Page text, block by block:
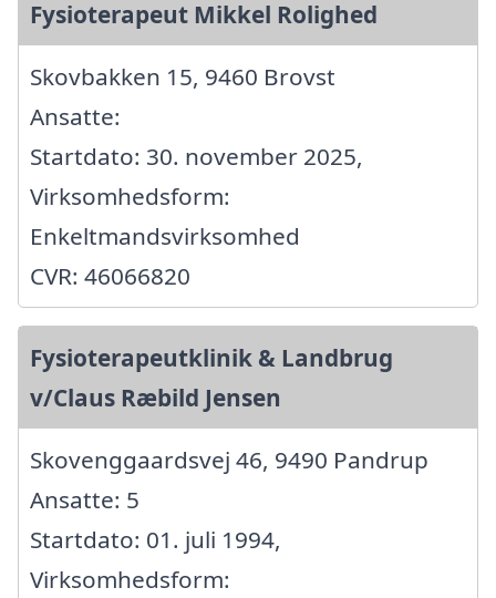
Fysioterapeut Mikkel Rolighed
Skovbakken 15, 9460 Brovst
Ansatte:
Startdato: 30. november 2025,
Virksomhedsform:
Enkeltmandsvirksomhed
CVR: 46066820
Fysioterapeutklinik & Landbrug
v/Claus Ræbild Jensen
Skovenggaardsvej 46, 9490 Pandrup
Ansatte: 5
Startdato: 01. juli 1994,
Virksomhedsform: